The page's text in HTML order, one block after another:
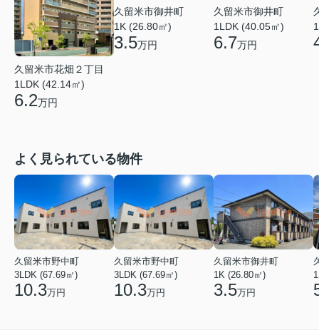
久留米市花畑２丁目
1LDK (42.14㎡)
6.2万円
久留米市御井町
1K (26.80㎡)
3.5万円
久留米市御井町
1LDK (40.05㎡)
6.7万円
よく見られている物件
久留米市野中町
3LDK (67.69㎡)
10.3万円
久留米市野中町
3LDK (67.69㎡)
10.3万円
久留米市御井町
1K (26.80㎡)
3.5万円